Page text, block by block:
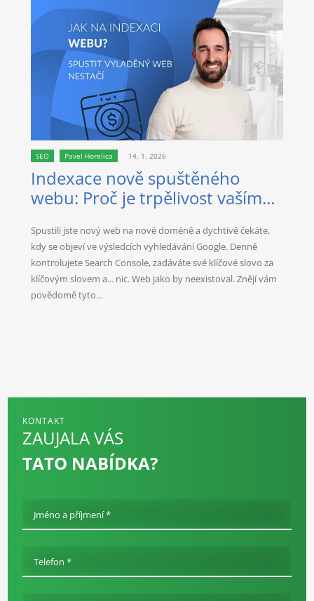
SEO Pavel Horelica 14. 1. 2026
Indexace nově spuštěného
webu: Proč je trpělivost vaším
Spustili jste nový web na nové doméně a dychtivě čekáte,
kdy se objeví ve výsledcích vyhledávání Google. Denně
kontrolujete Search Console, zadáváte své klíčové slovo za
klíčovým slovem a... nic. Web jako by neexistoval. Znějí vám
povědomě tyto…
KONTAKT
ZAUJALA VÁS
TATO NABÍDKA?
Jméno a příjmení *
Telefon *